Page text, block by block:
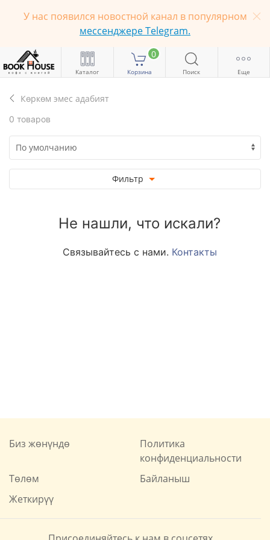
У нас появился новостной канал в популярном
мессенджере Telegram.
Каталог
0
Корзина Поиск Еще
Көркөм эмес адабият
0 товаров
Фильтр
Не нашли, что искали?
Связывайтесь с нами. Контакты
Биз жөнүндө
Политика
конфиденциальности
Төлөм
Байланыш
Жеткирүү